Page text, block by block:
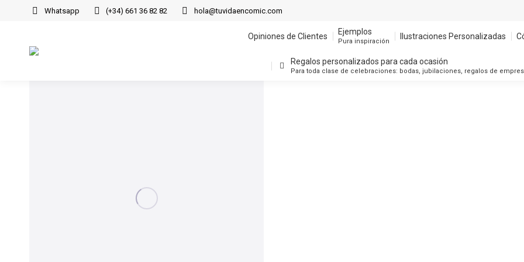
Whatsapp (+34) 661 36 82 82 hola@tuvidaencomic.com
Opiniones de Clientes Ejemplos
Pura inspiración
Ilustraciones Personalizadas
Regalos personalizados para cada ocasión
Para toda clase de celebraciones: bodas, jubilaciones, regalos de
Opiniones de Clientes
Regalos personalizados para cada ocasión